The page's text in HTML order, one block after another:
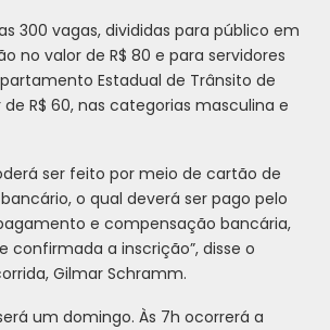
300 vagas, divididas para público em
no valor de R$ 80 e para servidores
Estadual de Trânsito de
R$ 60, nas categorias masculina e
ser feito por meio de cartão de
o qual deverá ser pago pelo
e compensação bancária,
confirmada a inscrição”, disse o
Gilmar Schramm.
um domingo. Às 7h ocorrerá a